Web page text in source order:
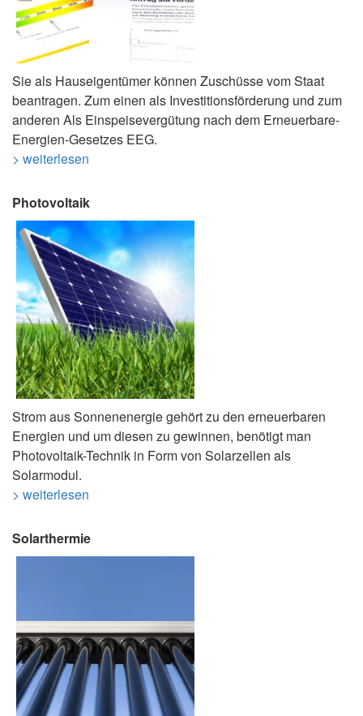
Sie als Hauseigentümer können Zuschüsse vom Staat
beantragen. Zum einen als Investitionsförderung und zum
anderen Als Einspeisevergütung nach dem Erneuerbare-
Energien-Gesetzes EEG.
> weiterlesen
Photovoltaik
Strom aus Sonnenenergie gehört zu den erneuerbaren
Energien und um diesen zu gewinnen, benötigt man
Photovoltaik-Technik in Form von Solarzellen als
Solarmodul.
> weiterlesen
Solarthermie